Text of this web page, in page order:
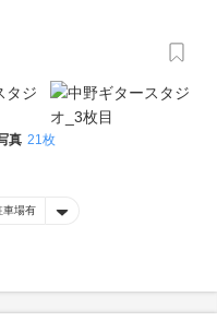
真 21枚
車場有